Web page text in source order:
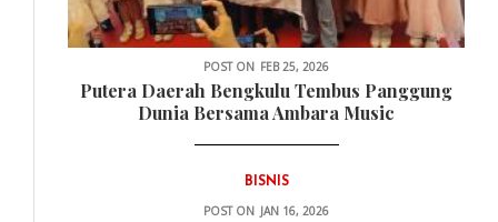
POST ON FEB 25, 2026
Putera Daerah Bengkulu Tembus Panggung
Dunia Bersama Ambara Music
BISNIS
POST ON JAN 16, 2026